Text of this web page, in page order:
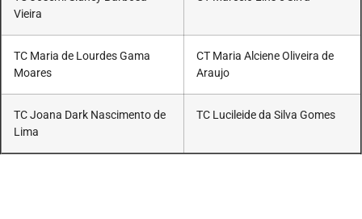
Vieira
TC Maria de Lourdes Gama
Moares
CT Maria Alciene Oliveira de
Araujo
TC Joana Dark Nascimento de
Lima
TC Lucileide da Silva Gomes